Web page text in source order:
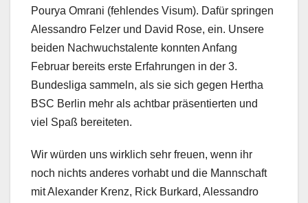
Pourya Omrani (fehlendes Visum). Dafür springen
Alessandro Felzer und David Rose, ein. Unsere
beiden Nachwuchstalente konnten Anfang
Februar bereits erste Erfahrungen in der 3.
Bundesliga sammeln, als sie sich gegen Hertha
BSC Berlin mehr als achtbar präsentierten und
viel Spaß bereiteten.
Wir würden uns wirklich sehr freuen, wenn ihr
noch nichts anderes vorhabt und die Mannschaft
mit Alexander Krenz, Rick Burkard, Alessandro